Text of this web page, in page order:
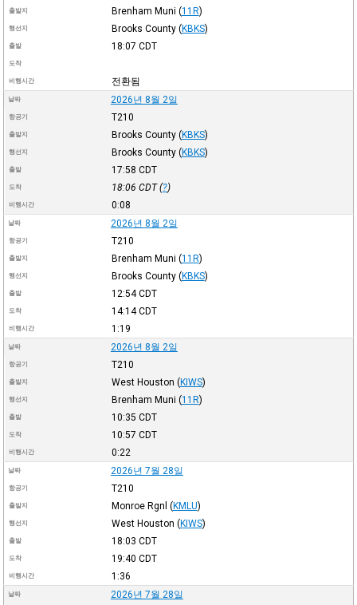
출발지 Brenham Muni (11R)
행선지 Brooks County (KBKS)
출발 18:07 CDT
도착
비행시간 전환됨
날짜 2026년 8월 2일
항공기 T210
출발지 Brooks County (KBKS)
행선지 Brooks County (KBKS)
출발 17:58 CDT
도착 18:06 CDT(?)
비행시간 0:08
날짜 2026년 8월 2일
항공기 T210
출발지 Brenham Muni (11R)
행선지 Brooks County (KBKS)
출발 12:54CDT
도착 14:14CDT
비행시간 1:19
날짜 2026년 8월 2일
항공기 T210
출발지 West Houston (KIWS)
행선지 Brenham Muni (11R)
출발 10:35 CDT
도착 10:57 CDT
비행시간 0:22
날짜 2026년 7월 28일
항공기 T210
출발지 Monroe Rgnl (KMLU)
행선지 West Houston (KIWS)
출발 18:03 CDT
도착 19:40 CDT
비행시간 1:36
날짜 2026년 7월 28일